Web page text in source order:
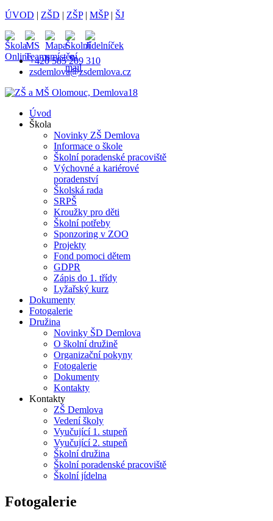
ÚVOD | ZŠD | ZŠP| MŠP| ŠJ
+420 585 209 310
zsdemlova@zsdemlova.cz
Úvod
Škola
Novinky ZŠ Demlova
Informace o škole
Školní poradenské pracoviště
Výchovné a kariérové
poradenství
Školská rada
SRPŠ
Kroužky pro děti
Školní potřeby
Sponzoring v ZOO
Projekty
Fond pomoci dětem
GDPR
Zápis do 1. třídy
Lyžařský kurz
Dokumenty
Fotogalerie
Družina
Novinky ŠD Demlova
O školní družině
Organizační pokyny
Fotogalerie
Dokumenty
Kontakty
Kontakty
ZŠ Demlova
Vedení školy
Vyučující 1. stupeň
Vyučující 2. stupeň
Školní družina
Školní poradenské pracoviště
Školní jídelna
Fotogalerie